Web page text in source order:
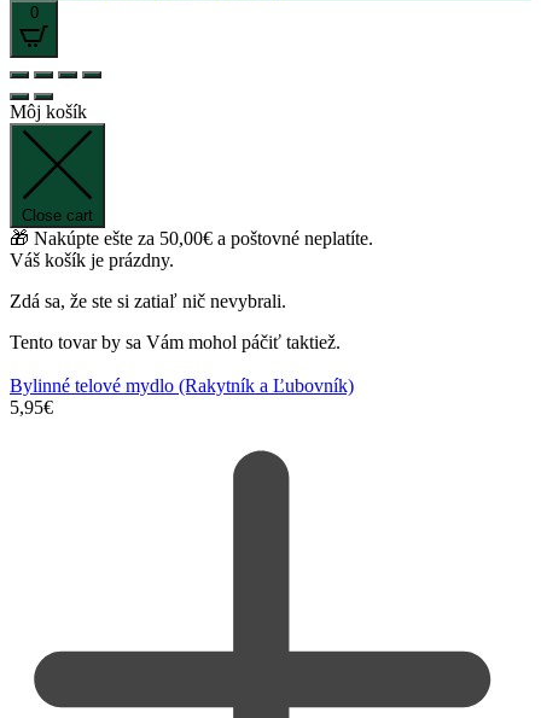
0
Môj košík
Close cart
🎁 Nakúpte ešte za 50,00€ a poštovné neplatíte.
Váš košík je prázdny.
Zdá sa, že ste si zatiaľ nič nevybrali.
Tento tovar by sa Vám mohol páčiť taktiež.
Bylinné telové mydlo (Rakytník a Ľubovník)
5,95€